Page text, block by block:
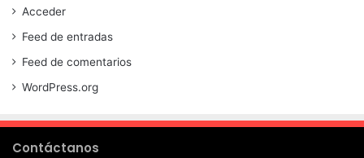
Acceder
Feed de entradas
Feed de comentarios
WordPress.org
Contáctanos